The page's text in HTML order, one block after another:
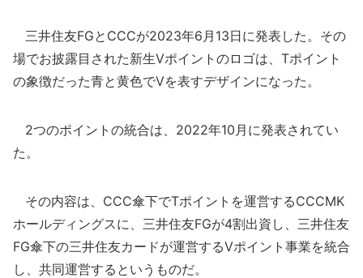
三井住友FGとCCCが2023年6月13日に発表した。その
場でお披露目された新生Vポイントのロゴは、Tポイント
の象徴だった青と黄色でVを表すデザインになった。
2つのポイントの統合は、2022年10月に発表されてい
た。
その内容は、CCC傘下でTポイントを運営するCCCMK
ホールディングスに、三井住友FGが4割出資し、三井住友
FG傘下の三井住友カードが運営するVポイント事業を統合
し、共同運営するというものだ。